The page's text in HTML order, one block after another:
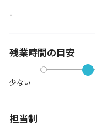
-
残業時間の目安
少ない
担当制